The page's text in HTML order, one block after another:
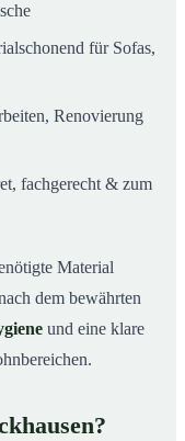
für Sofas,
Renovierung
fachgerecht & zum
Material
dem bewährten
und eine klare